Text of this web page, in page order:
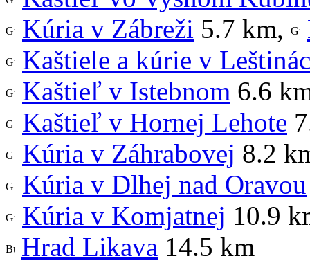
Kúria v Zábreži 5.7 km,
Kaštiele a kúrie v
Kaštieľ v Istebnom 6.6
Kaštieľ v Hornej Lehote
Kúria v Záhrabovej 8.2
Kúria v Dlhej nad Oravou
Kúria v Komjatnej 10.9
Hrad Likava 14.5 km